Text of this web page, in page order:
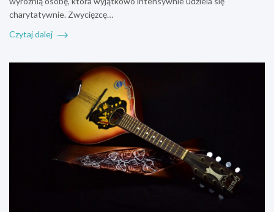
charytatywnie. Zwycięzcę…
Czytaj dalej